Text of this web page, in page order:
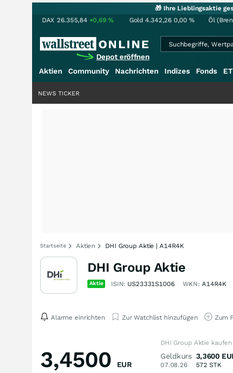
🎁 Ihre Lieblingsaktie
DAX 26.355,84 +0,69% Gold 4.342,26 0,00 % Öl
Depot eröffnen
Aktien Community Nachrichten Indizes Fonds
NEWS TICKER
Startseite Aktien DHI Group Aktie | A14R4K
DHI Group Aktie
Aktie ISIN: US23331S1006 WKN: A14R4K
Alarme einrichten Zur Watchlist hinzufügen Zum
3,4500 EUR
DHI Group Aktie kaufen
Geldkurs
07.08.26
3,3600
572 STK